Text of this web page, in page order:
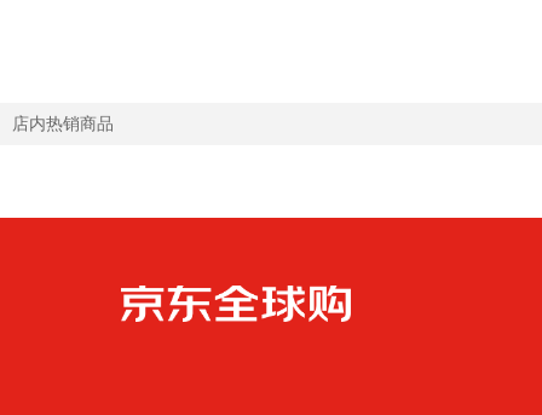
店内热销商品